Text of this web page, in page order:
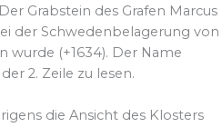
Grabstein des Grafen Marcus
der Schwedenbelagerung von
wurde (+1634). Der Name
2. Zeile zu lesen.
die Ansicht des Klosters